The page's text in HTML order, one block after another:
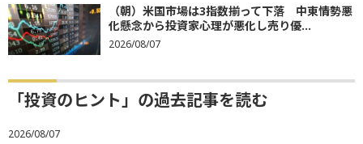
（朝）米国市場は3指数揃って下落 中東情勢悪
化懸念から投資家心理が悪化し売り優...
2026/08/07
「投資のヒント」の過去記事を読む
2026/08/07